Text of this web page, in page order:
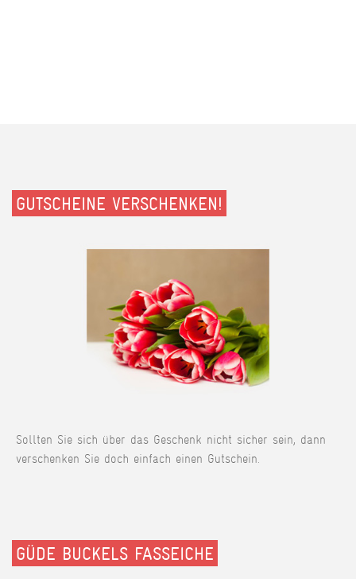
GUTSCHEINE VERSCHENKEN!
Sollten Sie sich über das Geschenk nicht sicher sein, dann
verschenken Sie doch einfach einen Gutschein.
GÜDE BUCKELS FASSEICHE